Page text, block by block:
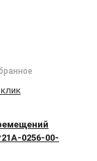
0256-00-